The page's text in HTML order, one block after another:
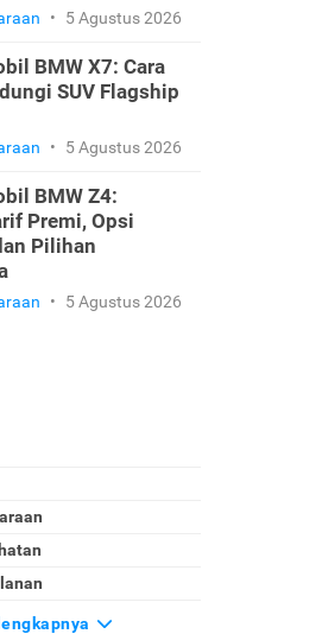
• 5 Agustus 2026
BMW X7: Cara
SUV Flagship
• 5 Agustus 2026
BMW Z4:
Premi, Opsi
Pilihan
• 5 Agustus 2026